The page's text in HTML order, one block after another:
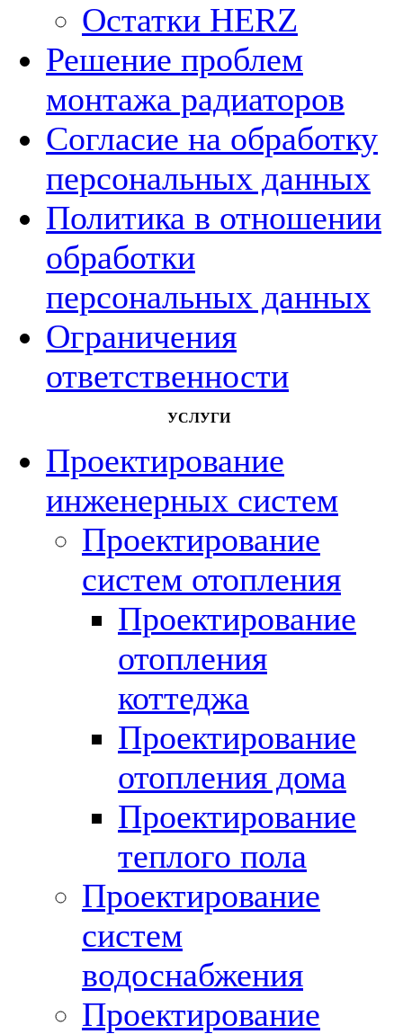
Остатки HERZ
Решение проблем
монтажа радиаторов
Согласие на обработку
персональных данных
Политика в отношении
обработки
персональных данных
Ограничения
ответственности
УСЛУГИ
Проектирование
инженерных систем
Проектирование
систем отопления
Проектирование
отопления
коттеджа
Проектирование
отопления дома
Проектирование
теплого пола
Проектирование
систем
водоснабжения
Проектирование